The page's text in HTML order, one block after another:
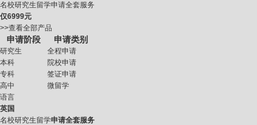
名校研究生留学申请全套服务
仅6999元
>>查看全部产品
申请阶段 申请类别
研究生
全程申请
本科
院校申请
专科
签证申请
高中
微留学
语言
英国
名校研究生留学申请全套服务